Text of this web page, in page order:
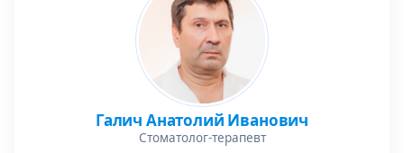
Галич Анатолий Иванович
Стоматолог-терапевт